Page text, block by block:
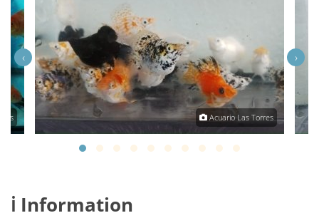
Acuario Las Torres
‹ ›
ℹ️ Information